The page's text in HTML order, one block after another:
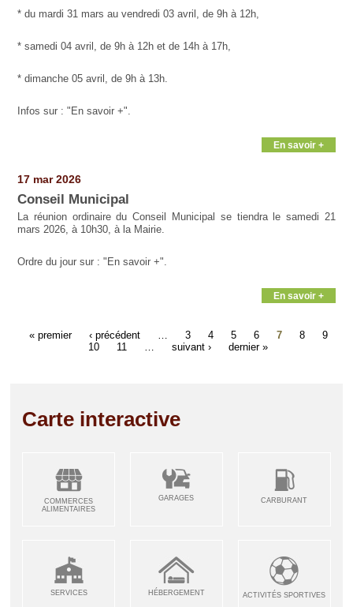
* du mardi 31 mars au vendredi 03 avril, de 9h à 12h,
* samedi 04 avril, de 9h à 12h et de 14h à 17h,
* dimanche 05 avril, de 9h à 13h.
Infos sur : "En savoir +".
En savoir +
17 mar 2026
Conseil Municipal
La réunion ordinaire du Conseil Municipal se tiendra le samedi 21
mars 2026, à 10h30, à la Mairie.
Ordre du jour sur : "En savoir +".
En savoir +
« premier ‹ précédent 3 4 5 6 7 8
9
10
11 suivant › dernier »
Carte interactive
COMMERCES
ALIMENTAIRES
GARAGES CARBURANT
SERVICES HÉBERGEMENT ACTIVITÉS SPORTIVES